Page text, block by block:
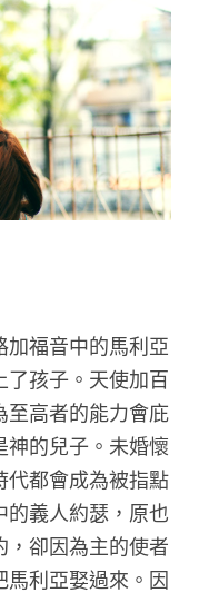
加福音中的馬利亞
了孩子。天使加百
至高者的能力會庇
神的兒子。未婚懷
代都會成為被指點
的義人約瑟，原也
，卻因為主的使者
利亞娶過來。因